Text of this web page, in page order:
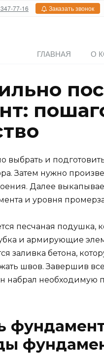
77-16 Заказать звонок
ГЛАВНАЯ О
и подготовить
Затем нужно
Далее
и уровня
песчаная подушка,
и армирующие
заливка бетона,
швов. Завершив
набрал необходимую